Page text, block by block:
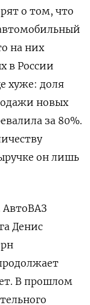
о том, что
на них
в России
хуже: доля
новых
за 80%.
он лишь
АвтоВАЗ
Денис
В прошлом